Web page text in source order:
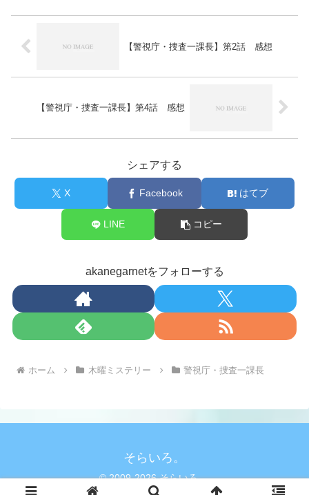
【警視庁・捜査一課長】第2話 感想
【警視庁・捜査一課長】第4話 感想
シェアする
X Facebook はてブ
LINE コピー
akanegarnetをフォローする
ホーム 木曜ミステリー 警視庁・捜査一課長
そらいろ。
© 2009-2026 そらいろ。.